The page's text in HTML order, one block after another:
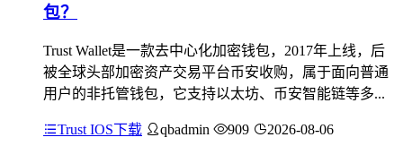
包？
Trust Wallet是一款去中心化加密钱包，2017年上线，后
被全球头部加密资产交易平台币安收购，属于面向普通
用户的非托管钱包，它支持以太坊、币安智能链等多...
Trust IOS下载 qbadmin 909 2026-08-06